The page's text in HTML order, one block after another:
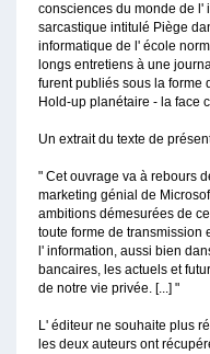
consciences du monde de l'
sarcastique intitulé Piège
informatique de l' école
longs entretiens à une
furent publiés sous la forme
Hold-up planétaire - la face
Un extrait du texte de
" Cet ouvrage va à rebours
marketing génial de
ambitions démesurées de
toute forme de transmission
l' information, aussi bien
bancaires, les actuels et
de notre vie privée. [...] "
L' éditeur ne souhaite plus
les deux auteurs ont